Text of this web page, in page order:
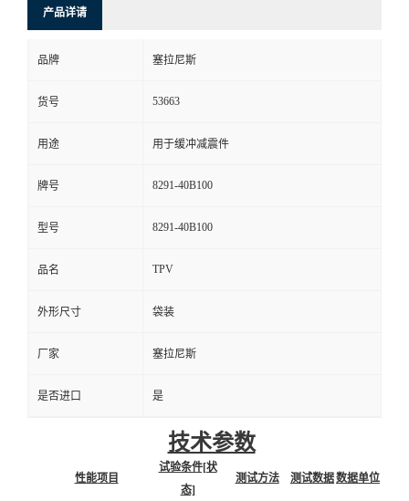
产品详请
品牌 塞拉尼斯
货号 53663
用途 用于缓冲减震件
牌号 8291-40B100
型号 8291-40B100
品名 TPV
外形尺寸 袋装
厂家 塞拉尼斯
是否进口 是
技术参数
性能项目
试验条件[状
态]
测试方法 测试数据数据单位